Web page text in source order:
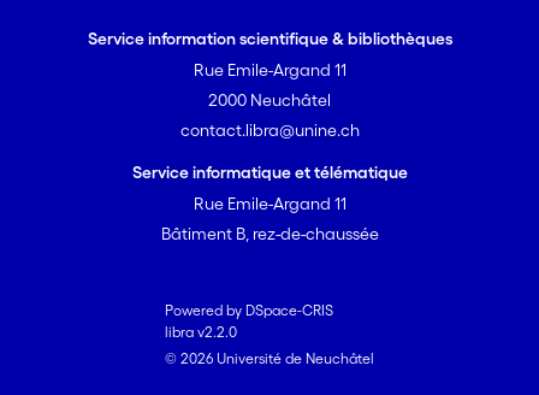
Service information scientifique & bibliothèques
Rue Emile-Argand 11
2000 Neuchâtel
contact.libra@unine.ch
Service informatique et télématique
Rue Emile-Argand 11
Bâtiment B, rez-de-chaussée
Powered by DSpace-CRIS
libra v2.2.0
© 2026 Université de Neuchâtel